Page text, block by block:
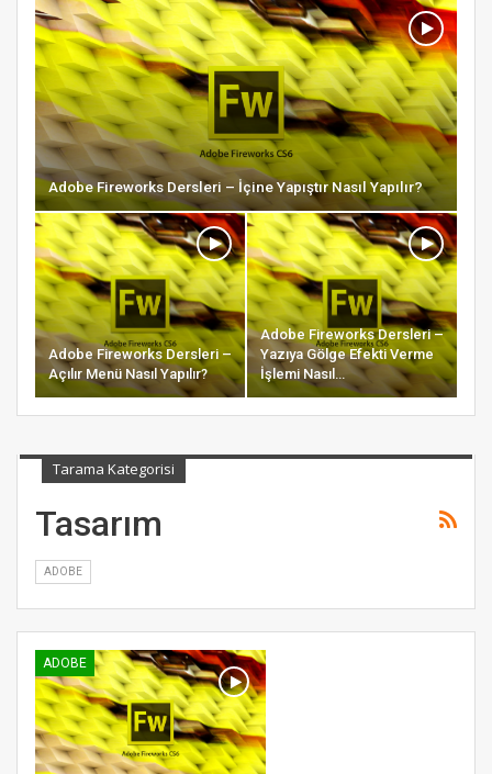
Adobe Fireworks Dersleri – İçine Yapıştır Nasıl Yapılır?
Adobe Fireworks Dersleri –
Açılır Menü Nasıl Yapılır?
Adobe Fireworks Dersleri –
Yazıya Gölge Efekti Verme
İşlemi Nasıl…
Tarama Kategorisi
Tasarım
ADOBE
ADOBE